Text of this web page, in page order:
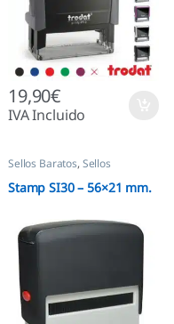
19,90€
IVA Incluido
Sellos Baratos, Sellos
Stamp SI30 – 56×21 mm.